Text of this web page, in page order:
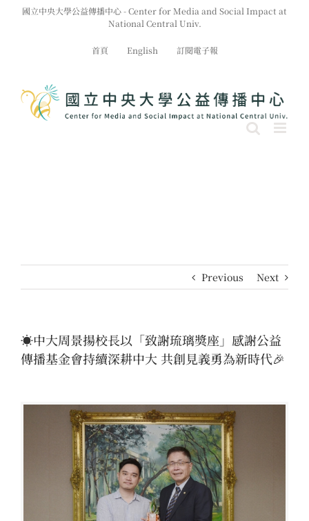
國立中央大學公益傳播中心 - Center for Media and Social Impact at
National Central Univ.
首頁 English 訂閱電子報
Previous Next
☀️中大周景揚校長以「致謝琉璃獎座」感謝公益
傳播基金會持續深耕中大 共創見義勇為新時代🎉